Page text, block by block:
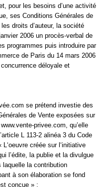
pour les besoins d’une activité
ses Conditions Générales de
droits d’auteur, la société
2006 un procès-verbal de
programmes puis introduire par
de Paris du 14 mars 2006
déloyale et
se prétend investie des
de Vente exposées sur
privee.com, qu’elle
L 113-2 alinéa 3 du Code
créée sur l‘initiative
l’édite, la publie et la divulgue
la contribution
à son élaboration se fond
conçue » ;